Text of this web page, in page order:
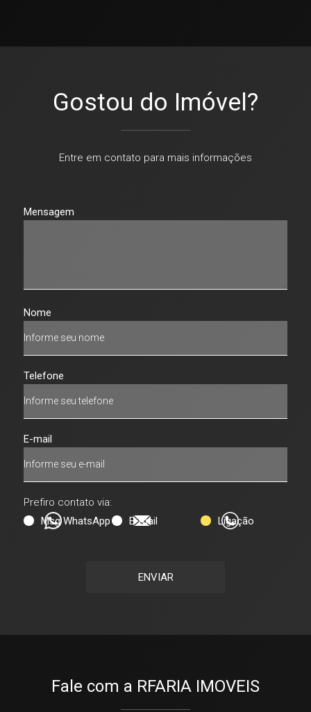
Gostou do Imóvel?
Entre em contato para mais informações
Mensagem
Nome
Telefone
E-mail
Prefiro contato via:
Msg WhatsApp
E-mail Ligação
ENVIAR
Fale com a RFARIA IMOVEIS